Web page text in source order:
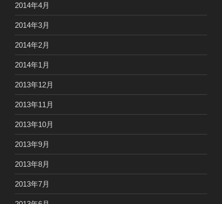
2014年4月
2014年3月
2014年2月
2014年1月
2013年12月
2013年11月
2013年10月
2013年9月
2013年8月
2013年7月